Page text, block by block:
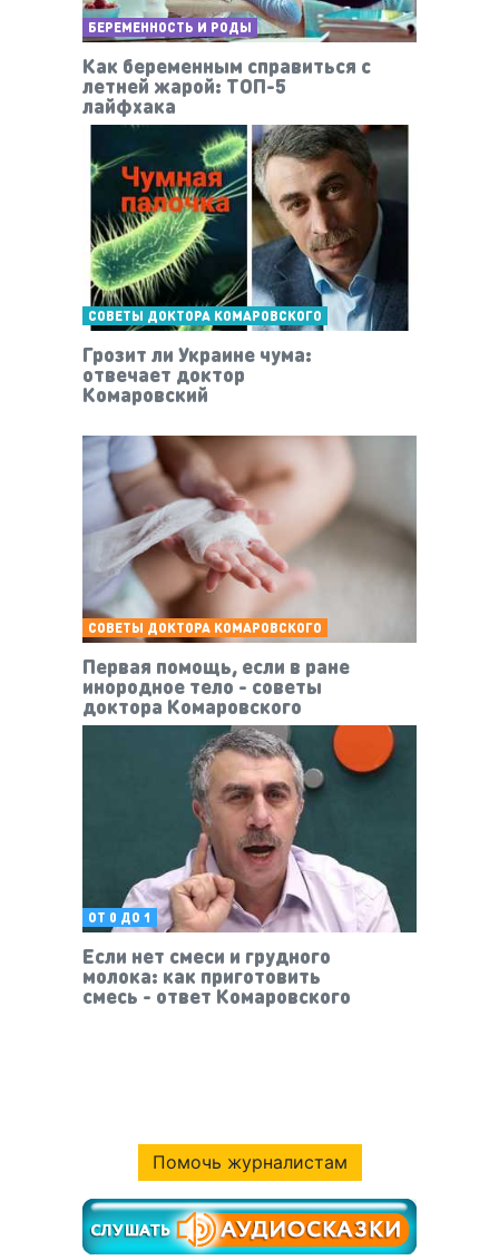
БЕРЕМЕННОСТЬ И РОДЫ
Как беременным справиться с
летней жарой: ТОП-5
лайфхака
СОВЕТЫ ДОКТОРА КОМАРОВСКОГО
Грозит ли Украине чума:
отвечает доктор
Комаровский
СОВЕТЫ ДОКТОРА КОМАРОВСКОГО
Первая помощь, если в ране
инородное тело - советы
доктора Комаровского
ОТ 0 ДО 1
Если нет смеси и грудного
молока: как приготовить
смесь - ответ Комаровского
Помочь журналистам